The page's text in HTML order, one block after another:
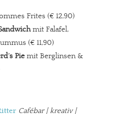
Frites (€ 12,90)
mit Falafel,
(€ 11,90)
Pie mit Berglinsen &
Cafébar| kreativ |